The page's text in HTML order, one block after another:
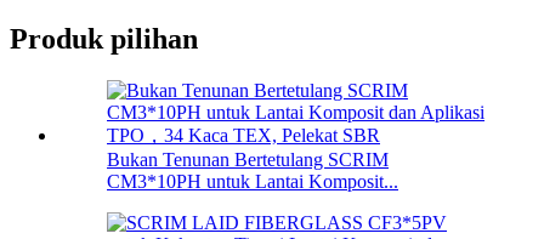
Produk pilihan
Bukan Tenunan Bertetulang SCRIM
CM3*10PH untuk Lantai Komposit...